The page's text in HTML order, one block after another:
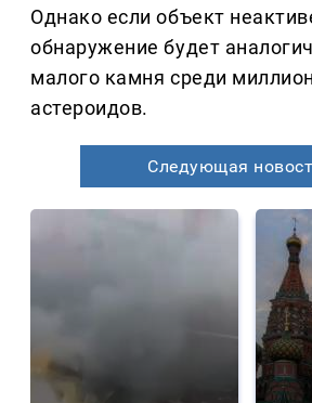
Однако если объект
обнаружение будет
малого камня среди
астероидов.
Следующая